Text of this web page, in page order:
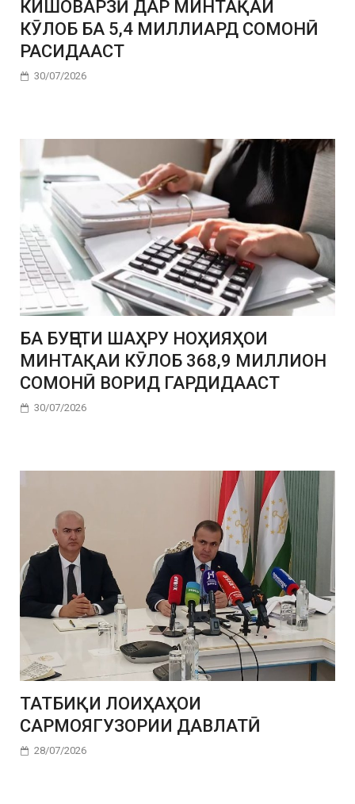
КИШОВАРЗӢ ДАР МИНТАҚАИ
КӮЛОБ БА 5,4 МИЛЛИАРД СОМОНӢ
РАСИДААСТ
30/07/2026
БА БУҶЕТИ ШАҲРУ НОҲИЯҲОИ
МИНТАҚАИ КӮЛОБ 368,9 МИЛЛИОН
СОМОНӢ ВОРИД ГАРДИДААСТ
30/07/2026
ТАТБИҚИ ЛОИҲАҲОИ
САРМОЯГУЗОРИИ ДАВЛАТӢ
28/07/2026